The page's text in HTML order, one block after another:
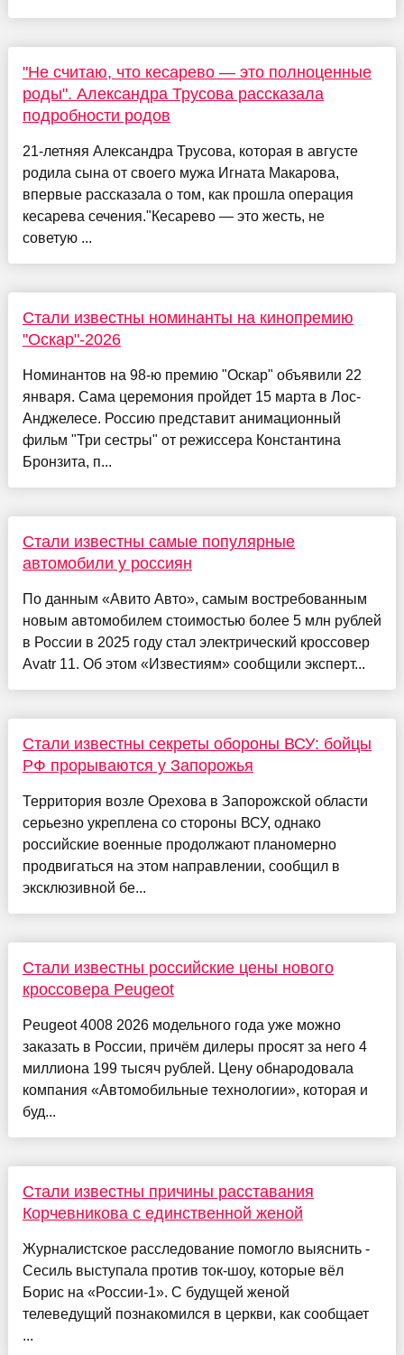
"Не считаю, что кесарево — это полноценные
роды". Александра Трусова рассказала
подробности родов
21-летняя Александра Трусова, которая в августе
родила сына от своего мужа Игната Макарова,
впервые рассказала о том, как прошла операция
кесарева сечения."Кесарево — это жесть, не
советую ...
Стали известны номинанты на кинопремию
"Оскар"-2026
Номинантов на 98-ю премию "Оскар" объявили 22
января. Сама церемония пройдет 15 марта в Лос-
Анджелесе. Россию представит анимационный
фильм "Три сестры" от режиссера Константина
Бронзита, п...
Стали известны самые популярные
автомобили у россиян
По данным «Авито Авто», самым востребованным
новым автомобилем стоимостью более 5 млн рублей
в России в 2025 году стал электрический кроссовер
Avatr 11. Об этом «Известиям» сообщили эксперт...
Стали известны секреты обороны ВСУ: бойцы
РФ прорываются у Запорожья
Территория возле Орехова в Запорожской области
серьезно укреплена со стороны ВСУ, однако
российские военные продолжают планомерно
продвигаться на этом направлении, сообщил в
эксклюзивной бе...
Стали известны российские цены нового
кроссовера Peugeot
Peugeot 4008 2026 модельного года уже можно
заказать в России, причём дилеры просят за него 4
миллиона 199 тысяч рублей. Цену обнародовала
компания «Автомобильные технологии», которая и
буд...
Стали известны причины расставания
Корчевникова с единственной женой
Журналистское расследование помогло выяснить -
Сесиль выступала против ток-шоу, которые вёл
Борис на «России-1». С будущей женой
телеведущий познакомился в церкви, как сообщает
...